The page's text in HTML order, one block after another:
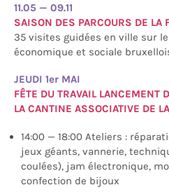
11.05 — 09.11
SAISON DES PARCOURS DE LA
35 visites guidées en ville sur
économique et sociale
JEUDI 1er MAI
FÊTE DU TRAVAIL LANCEMENT
LA CANTINE ASSOCIATIVE DE
14:00 — 18:00 Ateliers :
jeux géants, vannerie,
coulées), jam électronique,
confection de bijoux